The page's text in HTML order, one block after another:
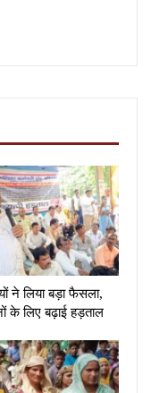
ने लिया बड़ा फैसला,
के लिए बढ़ाई हड़ताल